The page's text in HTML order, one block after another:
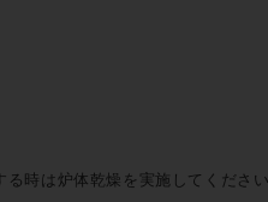
時は炉体乾燥を実施してください